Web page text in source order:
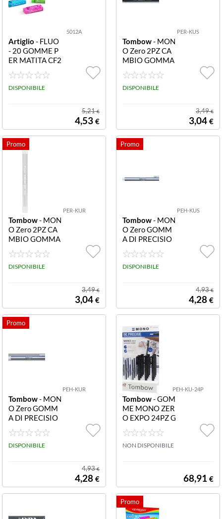
5012A
Artiglio - FLUO
- 20 GOMME P
ER MATITA CF2
0 5012 CF20 G
OMME FLUO
DISPONIBILE
5,21€
4,53 €
PER-KUS
Tombow- MON
O Zero 2PZ CA
MBIO GOMMA
MEMO RETTA
NGO PER-KUS
2PZ CAMBIO G
DISPONIBILE
3,49€
3,04 €
PER-KUR
Tombow- MON
O Zero 2PZ CA
MBIO GOMMA
ROTONDA PER
-KUR 2PZ CAM
BIO GOMMA M
DISPONIBILE
3,49€
3,04 €
PEH-KUS
Tombow- MON
O Zero GOMM
A DI PRECISIO
NE RETTA PEH-
KUS GOMMA D
I PRECISIONE
A IN COLORI A
SSORTITI
DISPONIBILE
4,93€
4,28 €
PEH-KUR
Tombow- MON
O Zero GOMM
A DI PRECISIO
NE ROTON PEH
-KUR GOMMA
DI PRECISIONE
URA IN COLOR
DISPONIBILE
4,93€
4,28 €
PEH-KU-24P
Tombow- GOM
ME MONO ZER
O EXPO 24PZ G
OMMA ASSOR
T PEH-KU-24P
EXPO 24PZ GO
NON DISPONIBILE
68,91 €